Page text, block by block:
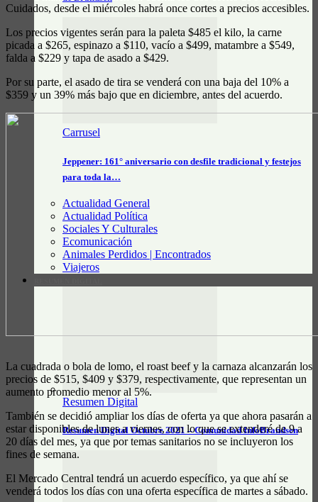
Carrusel
Jeppener: 161° aniversario con desfile tradicional y festejos
para toda la…
Actualidad General
Actualidad Política
Sociales Y Culturales
Ecomunicación
Animales Perdidos | Encontrados
Viajeros
Resumen Digital
Resumen Digital Octubre 2021 – Comunidad InfoBrandsen
Cuidados, desde el miércoles habrá once cortes a precios accesibles.
Los precios vigentes serán para la paleta $485 el kilo, la carne
picada a $265, espinazo a $110, vacío a $499, matambre a $549,
falda a $229 y tapa de asado a $429.
Por su parte, el asado de tira se venderá con una baja del 10% a
$359 y un 39% más bajo que en diciembre, antes del acuerdo.
La cuadrada o bola de lomo, el roast beef y la carnaza alcanzarán los
precios de $515, $409 y $379, respectivamente, que representan un
aumento promedio menor al 5%.
También se decidió ampliar los días de oferta ya que ahora pasarán a
estar disponibles de lunes a viernes, con lo que se extenderé de 9 a
20 días del mes, ya que por temas sanitarios no se incluyeron los
fines de semana.
El Mercado Central tendrá un acuerdo específico, ya que ahí se
venderá todos los días con una oferta específica de martes a sábado.